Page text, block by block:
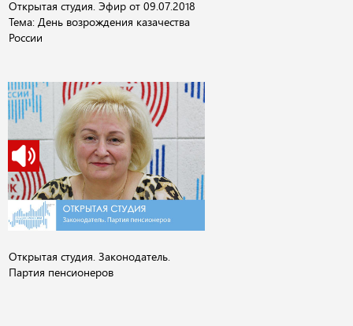
Открытая студия. Эфир от 09.07.2018
Тема: День возрождения казачества
России
Открытая студия. Законодатель.
Партия пенсионеров